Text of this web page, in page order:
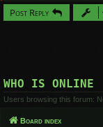
Post Reply
WHO IS ONLINE
Users browsing this forum:
Board index